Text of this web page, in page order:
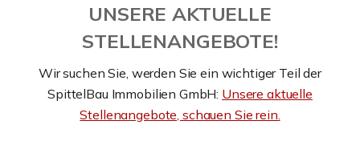
UNSERE AKTUELLE
STELLENANGEBOTE!
Wir suchen Sie, werden Sie ein wichtiger Teil der
SpittelBau Immobilien GmbH: Unsere aktuelle
Stellenangebote, schauen Sie rein.